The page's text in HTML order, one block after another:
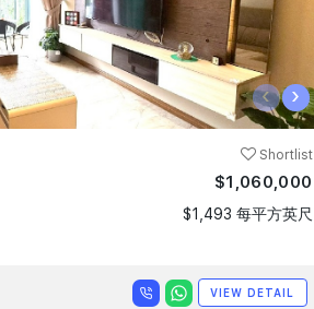
‹ ›
Shortlist
$1,060,000
$1,493 每平方英尺
VIEW DETAIL